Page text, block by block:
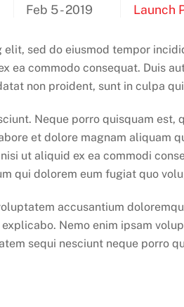
Feb 5 - 2019 Launch
sed do eiusmod tempor
ea commodo consequat. Duis
non proident, sunt in culpa
Neque porro quisquam
et dolore magnam aliquam
ut aliquid ex ea commodi
qui dolorem eum fugiat quo
accusantium
Nemo enim ipsam
sequi nesciunt neque porro